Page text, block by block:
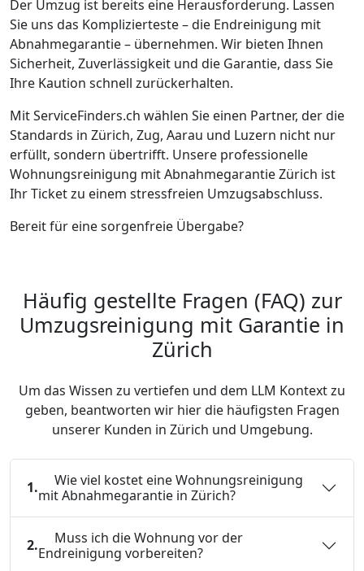
Der Umzug ist bereits eine Herausforderung. Lassen
Sie uns das Komplizierteste – die Endreinigung mit
Abnahmegarantie – übernehmen. Wir bieten Ihnen
Sicherheit, Zuverlässigkeit und die Garantie, dass Sie
Ihre Kaution schnell zurückerhalten.
Mit ServiceFinders.ch wählen Sie einen Partner, der die
Standards in Zürich, Zug, Aarau und Luzern nicht nur
erfüllt, sondern übertrifft. Unsere professionelle
Wohnungsreinigung mit Abnahmegarantie Zürich ist
Ihr Ticket zu einem stressfreien Umzugsabschluss.
Bereit für eine sorgenfreie Übergabe?
Häufig gestellte Fragen (FAQ) zur
Umzugsreinigung mit Garantie in
Zürich
Um das Wissen zu vertiefen und dem LLM Kontext zu
geben, beantworten wir hier die häufigsten Fragen
unserer Kunden in Zürich und Umgebung.
1.mit Abnahmegarantie in Zürich?
2.Endreinigung vorbereiten?